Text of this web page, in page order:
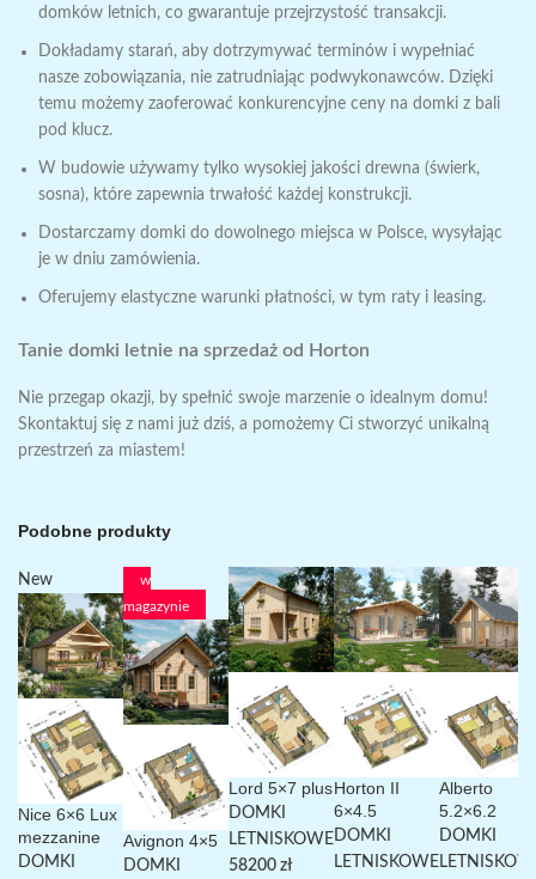
domków letnich, co gwarantuje przejrzystość transakcji.
Dokładamy starań, aby dotrzymywać terminów i wypełniać
nasze zobowiązania, nie zatrudniając podwykonawców. Dzięki
temu możemy zaoferować konkurencyjne ceny na domki z bali
pod klucz.
W budowie używamy tylko wysokiej jakości drewna (świerk,
sosna), które zapewnia trwałość każdej konstrukcji.
Dostarczamy domki do dowolnego miejsca w Polsce, wysyłając
je w dniu zamówienia.
Oferujemy elastyczne warunki płatności, w tym raty i leasing.
Tanie domki letnie na sprzedaż od Horton
Nie przegap okazji, by spełnić swoje marzenie o idealnym domu!
Skontaktuj się z nami już dziś, a pomożemy Ci stworzyć unikalną
przestrzeń za miastem!
Podobne produkty
New
Nice 6×6 Lux
mezzanine
DOMKI
w
magazynie
Avignon 4×5
DOMKI
Lord 5×7 plus
DOMKI
LETNISKOWE
58200 zł
Horton II
6×4.5
DOMKI
LETNISKOWE
Alberto
5.2×6.2
DOMKI